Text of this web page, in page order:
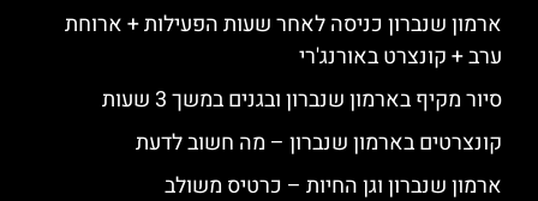
ארמון שנברון כניסה לאחר שעות הפעילות + ארוחת
ערב + קונצרט באורנג'רי
סיור מקיף בארמון שנברון ובגנים במשך 3 שעות
קונצרטים בארמון שנברון – מה חשוב לדעת
ארמון שנברון וגן החיות – כרטיס משולב